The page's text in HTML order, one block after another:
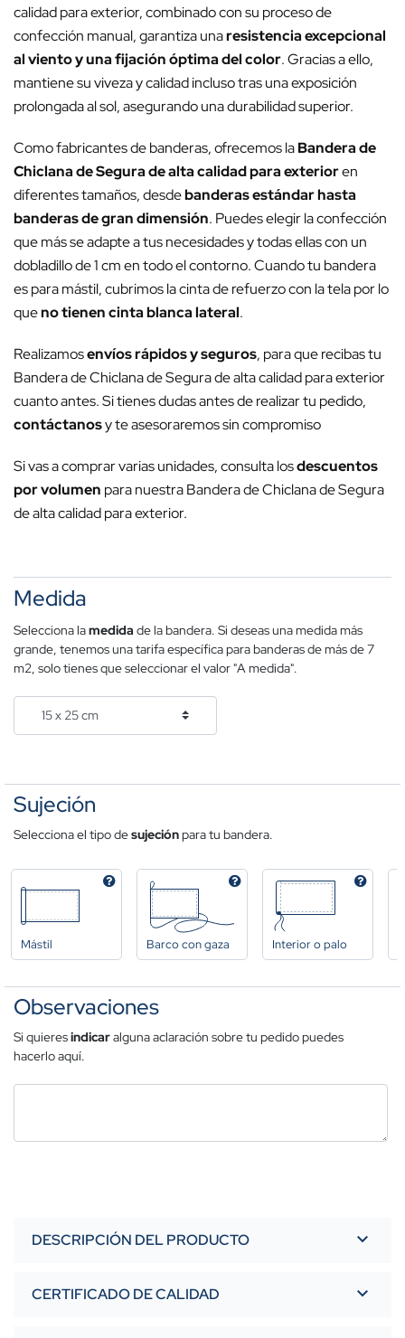
calidad para exterior, combinado con su proceso de
confección manual, garantiza unaresistencia excepcional
al viento y una fijación óptima del color. Gracias a ello,
mantiene su viveza y calidad incluso tras una exposición
prolongada al sol, asegurando una durabilidad superior.
Como fabricantes de banderas, ofrecemos laBandera de
Chiclana de Segura de alta calidad para exterioren
diferentes tamaños, desdebanderas estándar hasta
banderas de gran dimensión. Puedes elegir la confección
que más se adapte a tus necesidades y todas ellas con un
dobladillo de 1 cm en todo el contorno. Cuando tu bandera
es para mástil, cubrimos la cinta de refuerzo con la tela por lo
queno tienen cinta blanca lateral.
Realizamosenvíos rápidos y seguros, para que recibas tu
Bandera de Chiclana de Segura de alta calidad para exterior
cuanto antes. Si tienes dudas antes de realizar tu pedido,
contáctanosy te asesoraremos sin compromiso
Si vas a comprar varias unidades, consulta losdescuentos
por volumen para nuestra Bandera de Chiclana de Segura
de alta calidad para exterior.
Medida
Selecciona lamedida de la bandera. Si deseas una medida más
grande, tenemos una tarifa específica para banderas de más de 7
m2, solo tienes que seleccionar el valor "A medida".
Sujeción
Selecciona el tipo desujeciónpara tu bandera.
Mástil Barco con gaza Interior o palo
Observaciones
Si quieresindicaralguna aclaración sobre tu pedido puedes
hacerlo aquí.
DESCRIPCIÓN DEL PRODUCTO
CERTIFICADO DE CALIDAD